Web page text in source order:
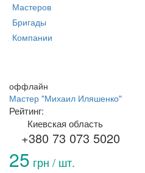
Мастеров
Бригады
Компании
оффлайн
Мастер "Михаил Иляшенко"
Рейтинг:
Киевская область
+380 73 073 5020
25 грн / шт.